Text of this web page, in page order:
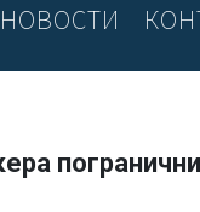
НОВОСТИ